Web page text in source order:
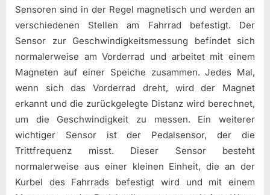
Sensoren sind in der Regel magnetisch und werden an
verschiedenen Stellen am Fahrrad befestigt. Der
Sensor zur Geschwindigkeitsmessung befindet sich
normalerweise am Vorderrad und arbeitet mit einem
Magneten auf einer Speiche zusammen. Jedes Mal,
wenn sich das Vorderrad dreht, wird der Magnet
erkannt und die zurückgelegte Distanz wird berechnet,
um die Geschwindigkeit zu messen. Ein weiterer
wichtiger Sensor ist der Pedalsensor, der die
Trittfrequenz misst. Dieser Sensor besteht
normalerweise aus einer kleinen Einheit, die an der
Kurbel des Fahrrads befestigt wird und mit einem